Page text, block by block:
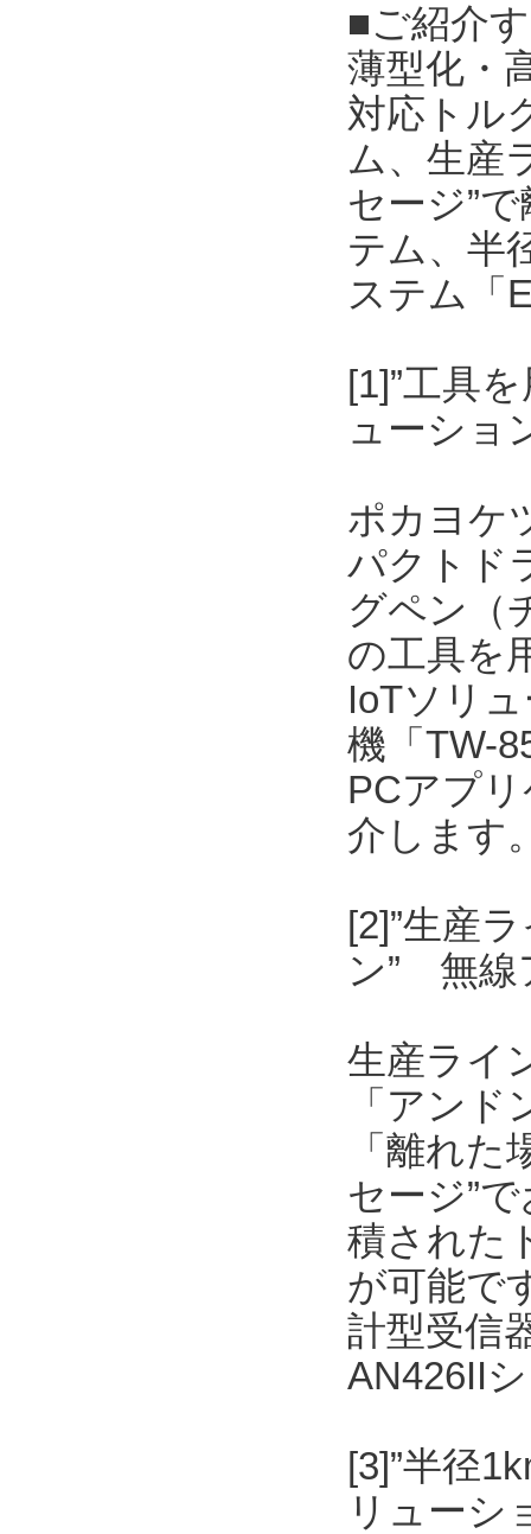
■ご紹介
薄型化・
対応トル
ム、生産
セージ”
テム、半
ステム「
[1]”工具
ューショ
ポカヨケ
パクトド
グペン（
の工具を
IoTソリ
機「TW-
PCアプ
介します
[2]”生産
ン” 無線
生産ライ
「アン
「離れ
セージ”
積された
が可能で
計型受信
AN426II
[3]”半径
リューシ